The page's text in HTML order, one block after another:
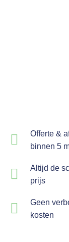
Offerte &
binnen 5
Altijd de
prijs
Geen
kosten